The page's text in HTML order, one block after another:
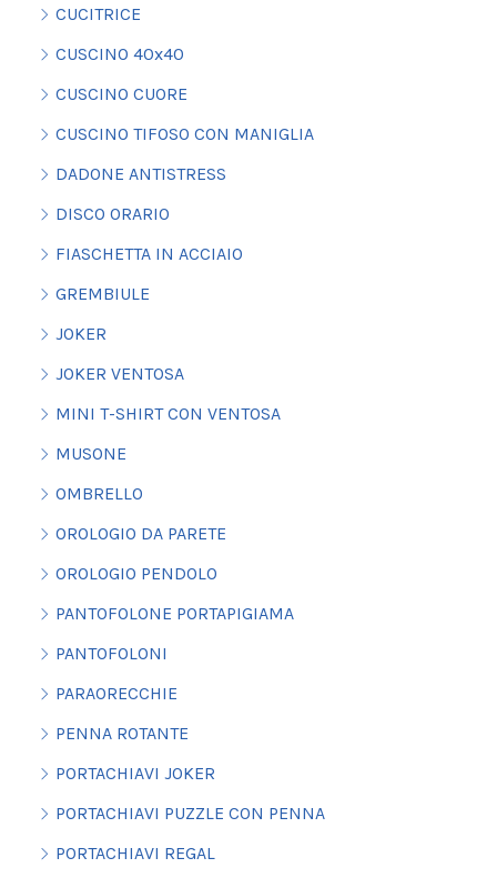
CUCITRICE
CUSCINO 40x40
CUSCINO CUORE
CUSCINO TIFOSO CON MANIGLIA
DADONE ANTISTRESS
DISCO ORARIO
FIASCHETTA IN ACCIAIO
GREMBIULE
JOKER
JOKER VENTOSA
MINI T-SHIRT CON VENTOSA
MUSONE
OMBRELLO
OROLOGIO DA PARETE
OROLOGIO PENDOLO
PANTOFOLONE PORTAPIGIAMA
PANTOFOLONI
PARAORECCHIE
PENNA ROTANTE
PORTACHIAVI JOKER
PORTACHIAVI PUZZLE CON PENNA
PORTACHIAVI REGAL